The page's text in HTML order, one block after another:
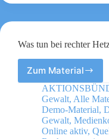
Was tun bei rechter
Zum Material
Was
tun
bei
rechter
Hetze
im
Gewalt, Alle
Demo-Material,
Gewalt,
Online aktiv,